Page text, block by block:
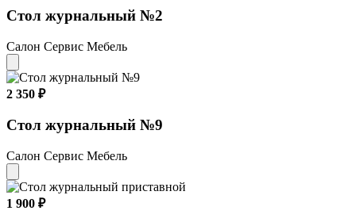
Стол журнальный №2
Салон Сервис Мебель
2 350 ₽
Стол журнальный №9
Салон Сервис Мебель
1 900 ₽